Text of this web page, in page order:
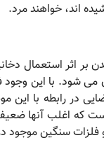
اند، خواهند مرد.
ماده سرطان زا وارد بدن
در رابطه با این
که اغلب آنها
سنگین موجود